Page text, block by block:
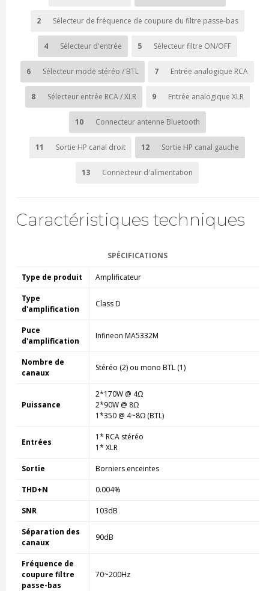
2 Sélecteur de fréquence de coupure du filtre passe-bas
4 Sélecteur d'entrée 5 Sélecteur filtre ON/OFF
6 Sélecteur mode stéréo / BTL 7 Entrée analogique RCA
8 Sélecteur entrée RCA / XLR 9 Entrée analogique XLR
10 Connecteur antenne Bluetooth
11 Sortie HP canal droit 12 Sortie HP canal gauche
13 Connecteur d'alimentation
Caractéristiques techniques
SPÉCIFICATIONS
Type de produit Amplificateur
Type
d'amplification
Class D
Puce
d'amplification
Infineon MA5332M
Nombre de
canaux
Stéréo (2) ou mono BTL (1)
Puissance
2*170W @ 4Ω
2*90W @ 8Ω
1*350 @ 4~8Ω (BTL)
Entrées
1* RCA stéréo
1* XLR
Sortie Borniers enceintes
THD+N 0.004%
SNR 103dB
Séparation des
canaux
90dB
Fréquence de
coupure filtre
passe-bas
70~200Hz